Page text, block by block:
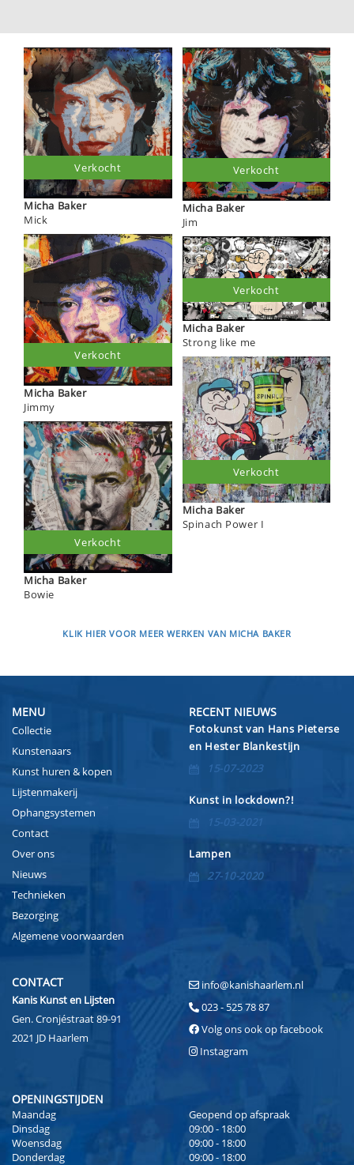
Micha Baker
Mick
Verkocht
Micha Baker
Jimmy
Verkocht
Micha Baker
Bowie
Verkocht
Micha Baker
Jim
Verkocht
Micha Baker
Strong like me
Verkocht
Micha Baker
Spinach Power I
Verkocht
KLIK HIER VOOR MEER WERKEN VAN MICHA BAKER
MENU
Collectie
Kunstenaars
Kunst huren & kopen
Lijstenmakerij
Ophangsystemen
Contact
Over ons
Nieuws
Technieken
Bezorging
Algemene voorwaarden
RECENT NIEUWS
Fotokunst van Hans Pieterse
en Hester Blankestijn
15-07-2023
Kunst in lockdown?!
15-03-2021
Lampen
27-10-2020
CONTACT
Kanis Kunst en Lijsten
Gen. Cronjéstraat 89-91
2021 JD Haarlem
info@kanishaarlem.nl
023 - 525 78 87
Volg ons ook op facebook
Instagram
OPENINGSTIJDEN
Maandag
Geopend op afspraak
Dinsdag
09:00 - 18:00
Woensdag
09:00 - 18:00
Donderdag
09:00 - 18:00